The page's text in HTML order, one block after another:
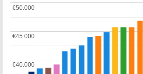
€40.000
€40.000
€45.000
€45.000
€50.000
€50.000